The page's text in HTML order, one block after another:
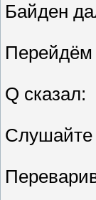
Байден
Перейдём
Q сказал:
Слушайте